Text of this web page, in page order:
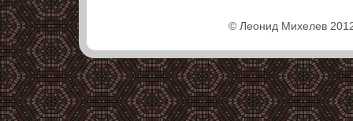
© Леонид Михелев